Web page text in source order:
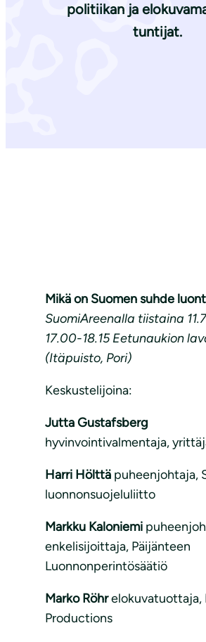
politiikan ja
tuntijat.
Mikä on Suomen suhde
SuomiAreenalla tiistaina
17.00-18.15 Eetunaukion
(Itäpuisto, Pori)
Keskustelijoina:
Jutta Gustafsberg
hyvinvointivalmentaja,
Harri Hölttä puheenjohtaja,
luonnonsuojeluliitto
Markku Kaloniemi
enkelisijoittaja, Päijänteen
Luonnonperintösäätiö
Marko Röhrelokuvatuottaja,
Productions